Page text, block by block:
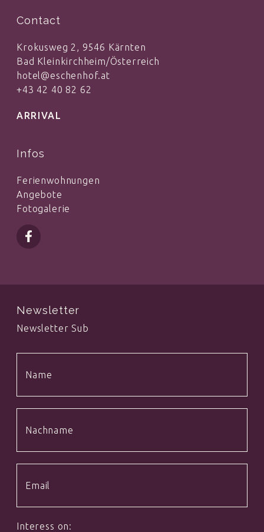
Contact
Krokusweg 2, 9546 Kärnten
Bad Kleinkirchheim/Österreich
hotel@eschenhof.at
+43 42 40 82 62
ARRIVAL
Infos
Ferienwohnungen
Angebote
Fotogalerie
Newsletter
Newsletter Sub
Interess on: